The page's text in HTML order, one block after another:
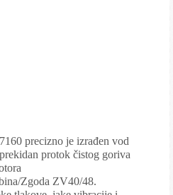
precizno je izrađen vod
protok čistog goriva
Zgoda ZV40/48.